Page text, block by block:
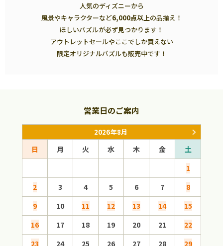
人気のディズニーから
風景やキャラクターなど6,000点以上の品揃え！
ほしいパズルが必ず見つかります！
アウトレットセールやここでしか買えない
限定オリジナルパズルも販売中です！
営業日のご案内
2026年8月
日 月 火 水 木 金
土
1
2
3 4 5 6 7
8
9
10 11 12 13 14
15
16
17 18 19 20 21
22
23
24 25 26 27 28
29